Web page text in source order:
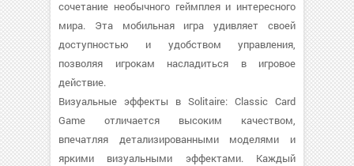
сочетание необычного геймплея и интересного
мира. Эта мобильная игра удивляет своей
доступностью и удобством управления,
позволяя игрокам насладиться в игровое
действие.
Визуальные эффекты в Solitaire: Classic Card
Game отличается высоким качеством,
впечатляя детализированными моделями и
яркими визуальными эффектами. Каждый